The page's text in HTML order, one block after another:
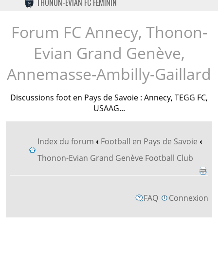
TWITTER
INSTAGRAM
THONON-EVIAN FC FÉMININ
Forum FC Annecy, Thonon-
Evian Grand Genève,
Annemasse-Ambilly-Gaillard
Discussions foot en Pays de Savoie : Annecy, TEGG FC,
USAAG...
Index du forum ‹ Football en Pays de Savoie ‹
Thonon-Evian Grand Genève Football Club
FAQ Connexion